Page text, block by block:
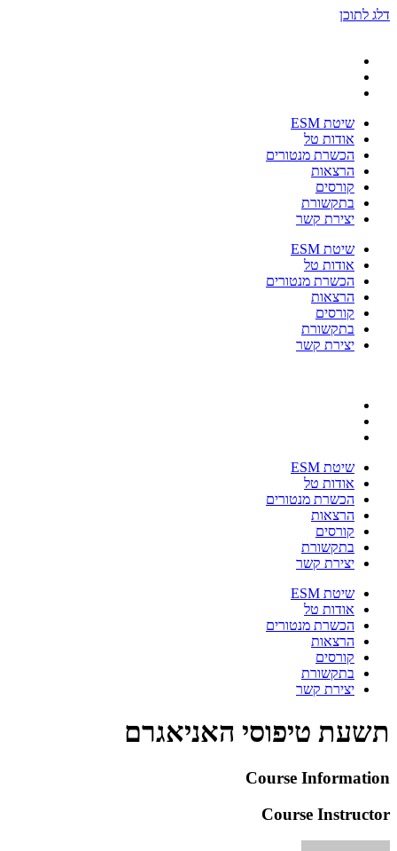
דלג לתוכן
שיטת ESM
אודות טל
הכשרת מנטורים
הרצאות
קורסים
בתקשורת
יצירת קשר
שיטת ESM
אודות טל
הכשרת מנטורים
הרצאות
קורסים
בתקשורת
יצירת קשר
שיטת ESM
אודות טל
הכשרת מנטורים
הרצאות
קורסים
בתקשורת
יצירת קשר
שיטת ESM
אודות טל
הכשרת מנטורים
הרצאות
קורסים
בתקשורת
יצירת קשר
תשעת טיפוסי האניאגרם
Course Information
Course Instructor